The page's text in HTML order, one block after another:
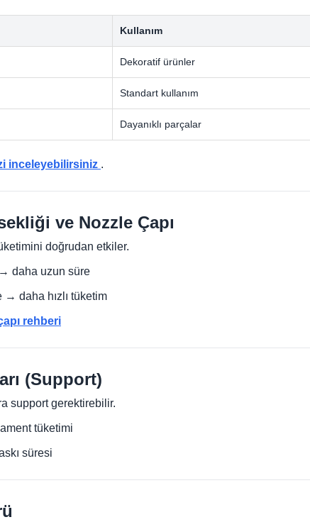
Kullanım
Dekoratif ürünler
Standart kullanım
Dayanıklı parçalar
inceleyebilirsiniz .
ve Nozzle Çapı
doğrudan etkiler.
daha uzun süre
→ daha hızlı tüketim
rehberi
(Support)
support gerektirebilir.
tüketimi
süresi